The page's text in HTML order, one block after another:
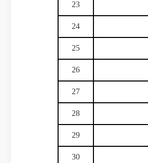
23
24
25
26
27
28
29
30